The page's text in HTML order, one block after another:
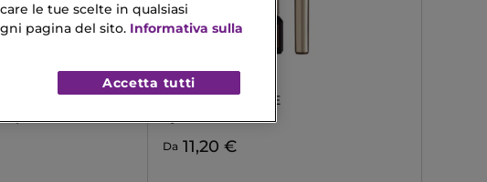
L'ORÉAL PARIS
LINER SIGNATURE
Da 11,20 €
le tue scelte in qualsiasi
pagina del sito. Informativa sulla
Accetta tutti